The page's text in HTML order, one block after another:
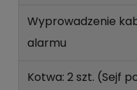
Wyprowadzenie
alarmu
Kotwa: 2 szt. (Sejf